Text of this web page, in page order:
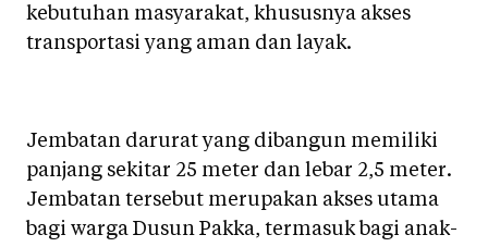
kebutuhan masyarakat, khususnya akses
transportasi yang aman dan layak.
Jembatan darurat yang dibangun memiliki
panjang sekitar 25 meter dan lebar 2,5 meter.
Jembatan tersebut merupakan akses utama
bagi warga Dusun Pakka, termasuk bagi anak-